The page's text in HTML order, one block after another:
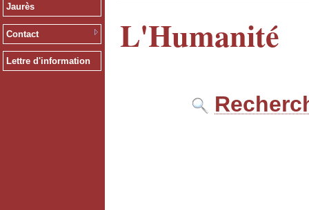
Jaurès
Contact
Lettre d'information
L'Humanité